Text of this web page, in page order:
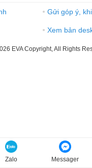
● Gửi góp ý,
● Xem bản
EVA Copyright, All Rights
Zalo Messager